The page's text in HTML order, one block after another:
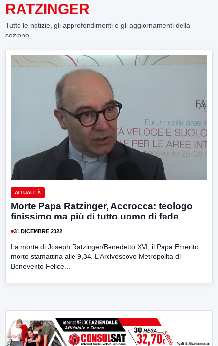
RATZINGER
Tutte le notizie, gli approfondimenti e gli aggiornamenti della
sezione.
ATTUALITÀ
Morte Papa Ratzinger, Accrocca: teologo
finissimo ma più di tutto uomo di fede
31 DICEMBRE 2022
La morte di Joseph Ratzinger/Benedetto XVI, il Papa Emerito
morto stamattina alle 9,34. L’Arcivescovo Metropolita di
Benevento Felice...